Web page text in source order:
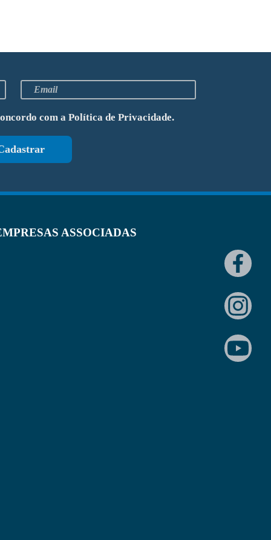
com a Política de Privacidade.
ASSOCIADAS